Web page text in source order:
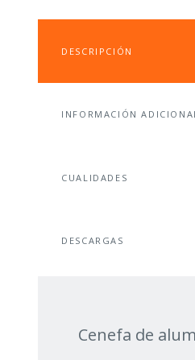
DESCRIPCIÓN
INFORMACIÓN
CUALIDADES
DESCARGAS
Cenefa de